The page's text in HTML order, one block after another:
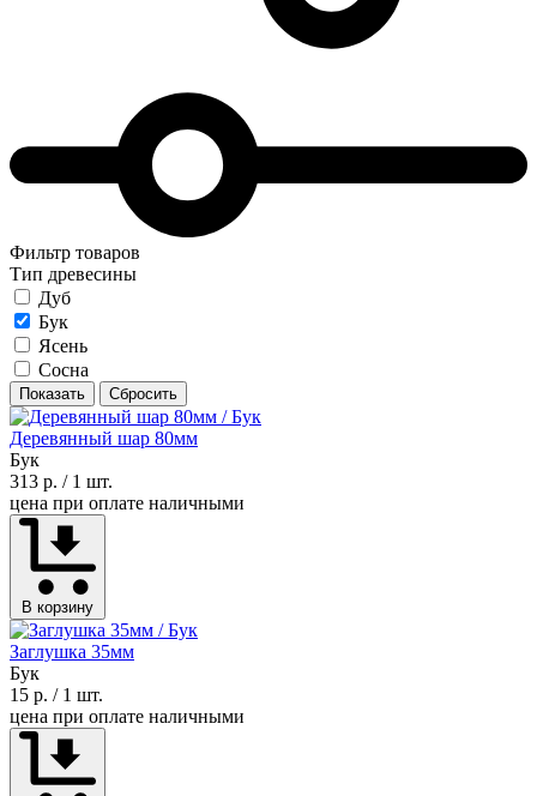
Фильтр товаров
Тип древесины
Дуб
Бук
Ясень
Сосна
Показать Сбросить
Деревянный шар 80мм
Бук
313 р. / 1 шт.
цена при оплате наличными
В корзину
Заглушка 35мм
Бук
15 р. / 1 шт.
цена при оплате наличными